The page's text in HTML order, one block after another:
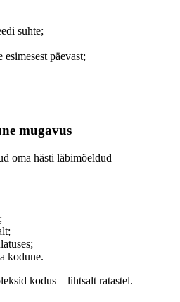
suhte;
päevast;
mugavus
oma hästi läbimõeldud
kodune.
kodus – lihtsalt ratastel.